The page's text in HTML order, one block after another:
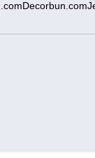
Decorbun.com